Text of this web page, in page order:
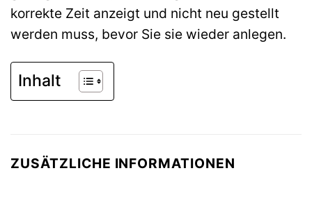
korrekte Zeit anzeigt und nicht neu gestellt
werden muss, bevor Sie sie wieder anlegen.
Inhalt
ZUSÄTZLICHE INFORMATIONEN